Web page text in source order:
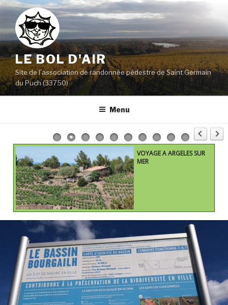
Aller
contenu
principal
LE BOL D'AIR
Site de l'association de randonnée pédestre de Saint Germain
du Puch (33750)
Menu
VOYAGE A ARGELES SUR
MER